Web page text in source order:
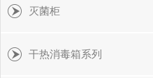
灭菌柜
干热消毒箱系列